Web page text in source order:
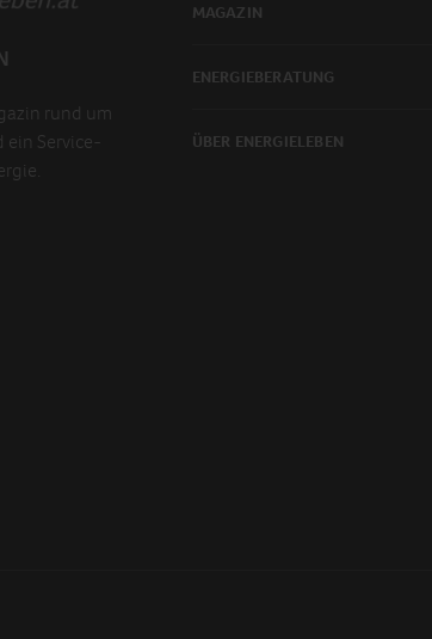
rund um
ein Service-
MAGAZIN
ENERGIEBERATUNG
ÜBER ENERGIELEBEN